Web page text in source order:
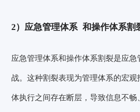
2）应急管理体系 和操作体系割
应急管理体系和操作体系割裂是应急
战。这种割裂表现为管理体系的宏观
体执行之间存在断层 ，导致信息不